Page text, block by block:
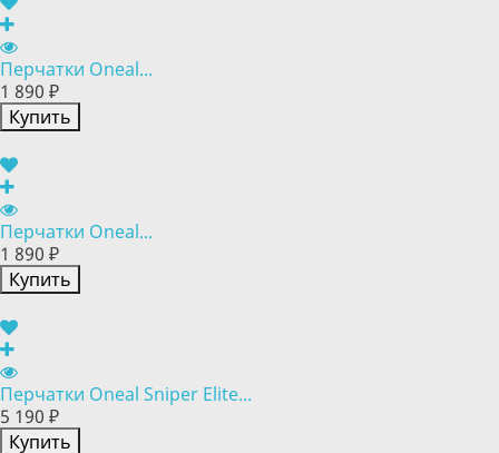
Перчатки Oneal...
1 890 ₽
Купить
Перчатки Oneal...
1 890 ₽
Купить
Перчатки Oneal Sniper Elite...
5 190 ₽
Купить